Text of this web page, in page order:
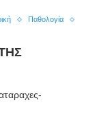
Παθολογία